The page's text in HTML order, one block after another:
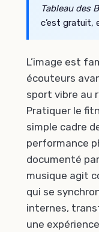
Tableau des
c’est gratuit,
L’image est
écouteurs
sport vibre au
Pratiquer le
simple cadre
performance
documenté
musique agit
qui se
internes,
une